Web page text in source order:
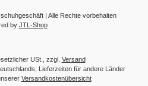
| Alle Rechte vorbehalten
by JTL-Shop
USt., zzgl. Versand
Lieferzeiten für andere Länder
Versandkostenübersicht